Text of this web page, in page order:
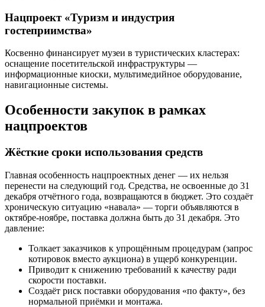
Нацпроект «Туризм и индустрия
гостеприимства»
Косвенно финансирует музеи в туристических кластерах:
оснащение посетительской инфраструктуры —
информационные киоски, мультимедийное оборудование,
навигационные системы.
Особенности закупок в рамках
нацпроектов
Жёсткие сроки использования средств
Главная особенность нацпроектных денег — их нельзя
перенести на следующий год. Средства, не освоенные до 31
декабря отчётного года, возвращаются в бюджет. Это создаёт
хроническую ситуацию «навала» — торги объявляются в
октябре-ноябре, поставка должна быть до 31 декабря. Это
давление:
Толкает заказчиков к упрощённым процедурам (запрос
котировок вместо аукциона) в ущерб конкуренции.
Приводит к снижению требований к качеству ради
скорости поставки.
Создаёт риск поставки оборудования «по факту», без
нормальной приёмки и монтажа.